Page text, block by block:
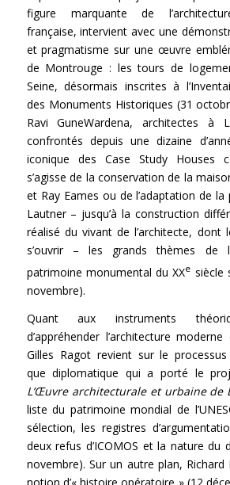
figure marquante de
française, intervient avec une
et pragmatisme sur une œuvre
de Montrouge : les tours de
Seine, désormais inscrites à
des Monuments Historiques (31
Ravi GuneWardena, architectes à
confrontés depuis une dizaine
iconique des Case Study Houses
s’agisse de la conservation de la
et Ray Eames ou de l’adaptation de
Lautner – jusqu’à la construction
réalisé du vivant de l’architecte, dont
s’ouvrir – les grands thèmes de
patrimoine monumental du XXe siècle
novembre).
Quant aux instruments
d’appréhender l’architecture
Gilles Ragot revient sur le
que diplomatique qui a porté le
L’Œuvre architecturale et urbaine de
liste du patrimoine mondial de
sélection, les registres
deux refus d’ICOMOS et la nature du
novembre). Sur un autre plan, Richard
notion d’« histoire opératoire » (12